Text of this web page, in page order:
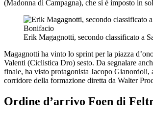
(Madonna di Campagna), che si è imposto in
Erik Magagnotti, secondo classificato a
Magagnotti ha vinto lo sprint per la piazza
Valenti (Ciclistica Dro) sesto. Da segnalare
finale, ha visto protagonista Jacopo Gianordoli,
corridore della formazione diretta da Walter
Ordine d’arrivo Foen di